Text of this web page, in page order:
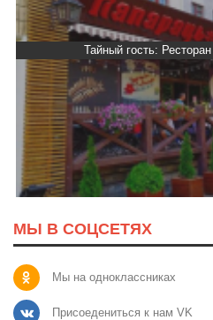
Тайный гость:
МЫ В СОЦСЕТЯХ
Мы на одноклассниках
Присоедениться к нам VK